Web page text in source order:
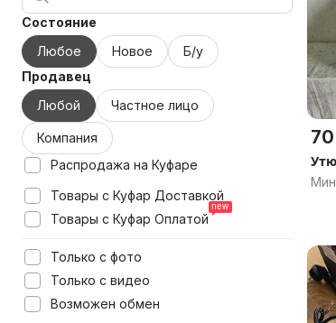
Состояние
Любое
Новое
Б/у
Продавец
Любой
Частное лицо
Компания
Распродажа на Куфаре
Товары с Куфар Доставкой
Товары с Куфар Оплатой
Только с фото
Только с видео
Возможен обмен